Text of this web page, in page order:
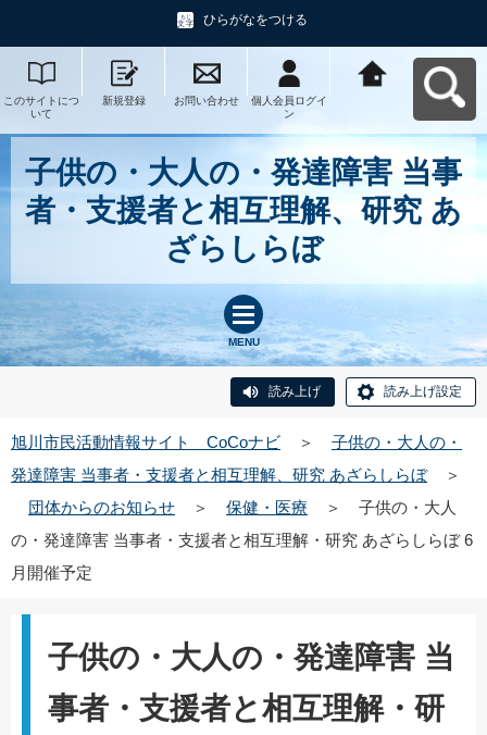
ひらがなをつける
このサイトにつ
いて
新規登録 お問い合わせ
個人会員ログイ
ン
子供の・大人の・発達障害 当事
者・支援者と相互理解、研究 あ
ざらしらぼ
MENU
読み上げ 読み上げ設定
旭川市民活動情報サイト CoCoナビ ＞
子供の・大人の・
発達障害 当事者・支援者と相互理解、研究 あざらしらぼ
＞
団体からのお知らせ
＞ 保健・医療 ＞
子供の・大人
の・発達障害 当事者・支援者と相互理解・研究 あざらしらぼ 6
月開催予定
子供の・大人の・発達障害 当
事者・支援者と相互理解・研